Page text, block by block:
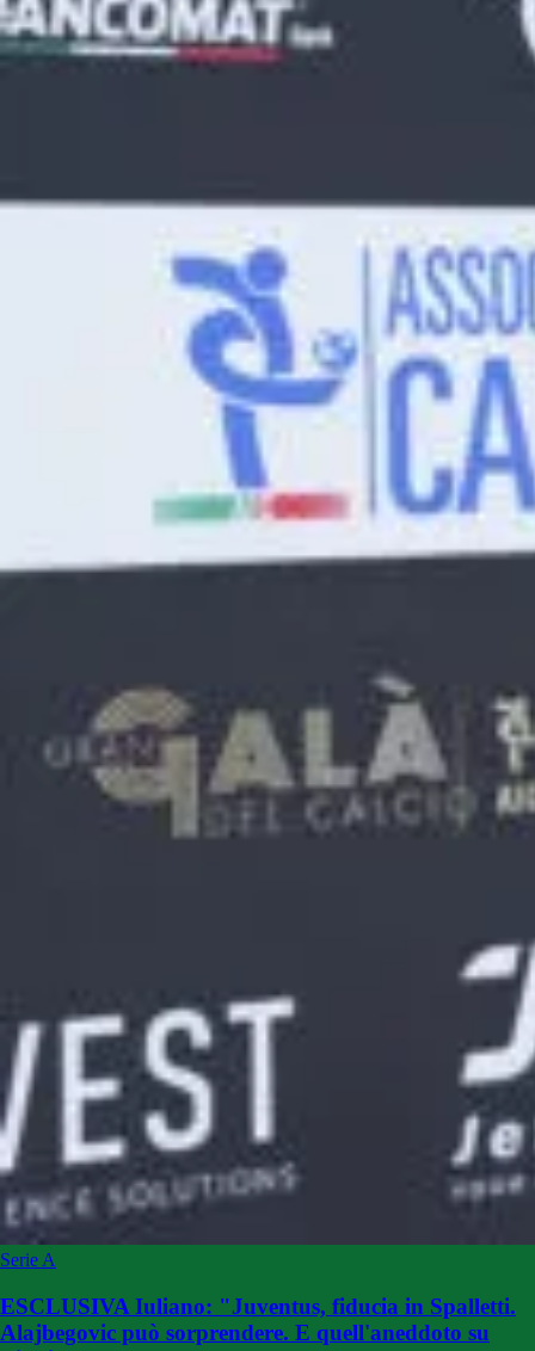
Serie A
ESCLUSIVA Iuliano: "Juventus, fiducia in Spalletti.
Alajbegovic può sorprendere. E quell'aneddoto su